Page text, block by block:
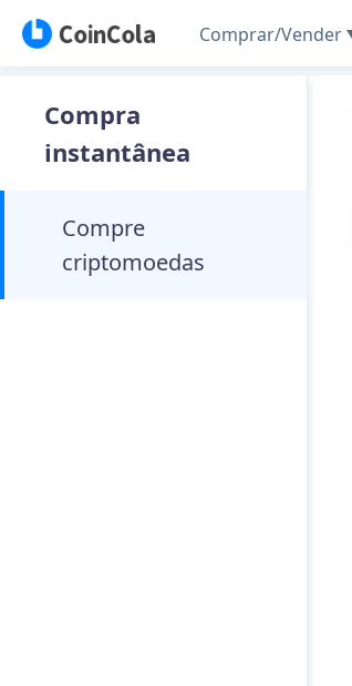
Comprar/Vender
Compra
instantânea
Compre
criptomoedas